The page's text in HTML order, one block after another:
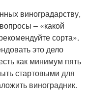
виноградарству,
– «какой
сорта».
это дело
как минимум пять
стартовыми для
виноградник.